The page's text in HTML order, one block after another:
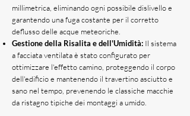
millimetrica, eliminando ogni possibile dislivello e
garantendo una fuga costante per il corretto
deflusso delle acque meteoriche.
Gestione della Risalita e dell'Umidità: Il sistema
a facciata ventilata è stato configurato per
ottimizzare l'effetto camino, proteggendo il corpo
dell'edificio e mantenendo il travertino asciutto e
sano nel tempo, prevenendo le classiche macchie
da ristagno tipiche dei montaggi a umido.